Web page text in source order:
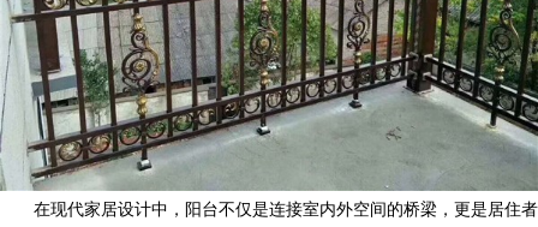
在现代家居设计中，阳台不仅是连接室内外空间的桥梁，更是居住者